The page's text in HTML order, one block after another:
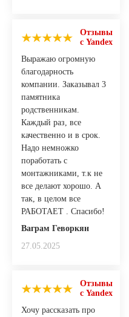
Отзывы
с Yandex
Выражаю огромную
благодарность
компании. Заказывал 3
памятника
родственникам.
Каждый раз, все
качественно и в срок.
Надо немножко
поработать с
монтажниками, т.к не
все делают хорошо. А
так, в целом все
РАБОТАЕТ . Спасибо!
Ваграм Геворкян
27.05.2025
Отзывы
с Yandex
Хочу рассказать про